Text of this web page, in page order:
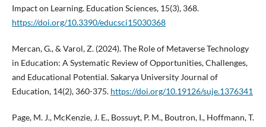
Impact on Learning. Education Sciences, 15(3), 368.
https://doi.org/10.3390/educsci15030368
Mercan, G., & Varol, Z. (2024). The Role of Metaverse Technology
in Education: A Systematic Review of Opportunities, Challenges,
and Educational Potential. Sakarya University Journal of
Education, 14(2), 360-375. https://doi.org/10.19126/suje.1376341
Page, M. J., McKenzie, J. E., Bossuyt, P. M., Boutron, I., Hoffmann, T.